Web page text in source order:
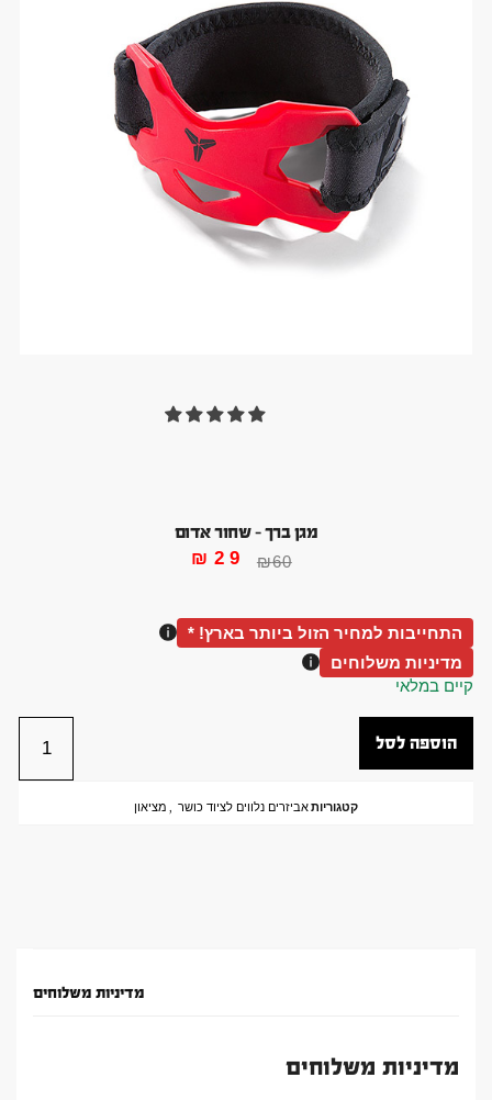
מגן ברך – שחור אדום
₪60
₪ 29
התחייבות למחיר הזול ביותר בארץ! *
מדיניות משלוחים
קיים במלאי
הוספה לסל
קטגוריותאביזרים נלווים לציוד כושר , מציאון
מדיניות משלוחים
מדיניות משלוחים